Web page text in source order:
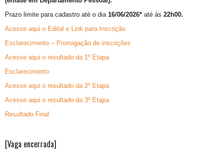
Prazo limite para cadastro até o dia16/06/2026* até às 22h00.
Acesse aqui o Edital e Link para Inscrição
Esclarecimento – Prorrogação de inscrições
Acesse aqui o resultado da 1º Etapa
Esclarecimento
Acesse aqui o resultado da 2º Etapa
Acesse aqui o resultado da 3º Etapa
Resultado Final
[Vaga encerrada]